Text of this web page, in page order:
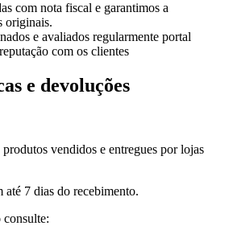
com nota fiscal e garantimos a
originais.
e avaliados regularmente portal
com os clientes
e devoluções
vendidos e entregues por lojas
7 dias do recebimento.